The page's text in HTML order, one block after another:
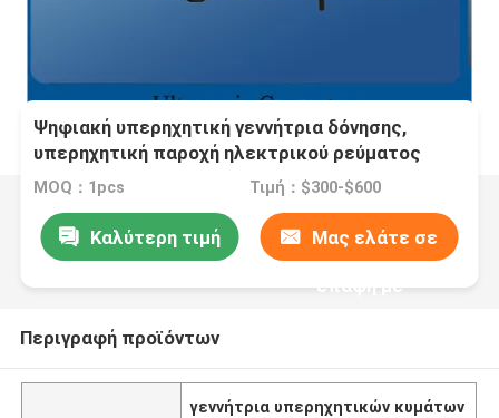
Ψηφιακή υπερηχητική γεννήτρια δόνησης,
υπερηχητική παροχή ηλεκτρικού ρεύματος
MOQ：1pcs Τιμή：$300-$600
Καλύτερη τιμή Μας ελάτε σε
επαφή με
Περιγραφή προϊόντων
γεννήτρια υπερηχητικών κυμάτων